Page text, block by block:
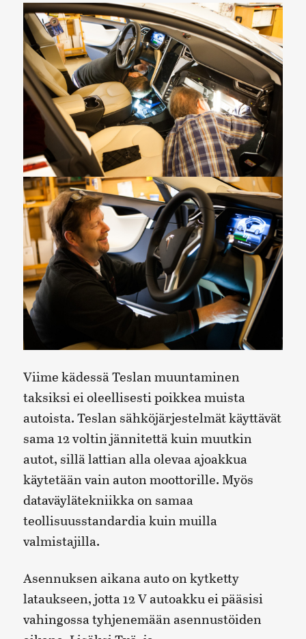
Viime kädessä Teslan muuntaminen
taksiksi ei oleellisesti poikkea muista
autoista. Teslan sähköjärjestelmät käyttävät
sama 12 voltin jännitettä kuin muutkin
autot, sillä lattian alla olevaa ajoakkua
käytetään vain auton moottorille. Myös
dataväylätekniikka on samaa
teollisuusstandardia kuin muilla
valmistajilla.
Asennuksen aikana auto on kytketty
lataukseen, jotta 12 V autoakku ei pääsisi
vahingossa tyhjenemään asennustöiden